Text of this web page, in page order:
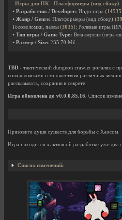
Игры для ПК
Платформеры (вид сбоку)
• Разработчик / Developer: Инди-игра
• Жанр / Genre: Платформеры (вид сбоку)
Головоломки, пазлы (3035); Ролевые игры
• Тип игры / Game Type: Beta-версия (игра
• Размер / Size: 235.70 Мб.
TBD - тактический dungeon crawler рогалик с
головоломками и множеством различных
рассказывать, сохранив в секрете.
Игра обновлена до v0.0.0.85.16. Список
Призовите души существ для борьбы с Хаосом.
Игра находится в активной разработке уже два
Список изменений: